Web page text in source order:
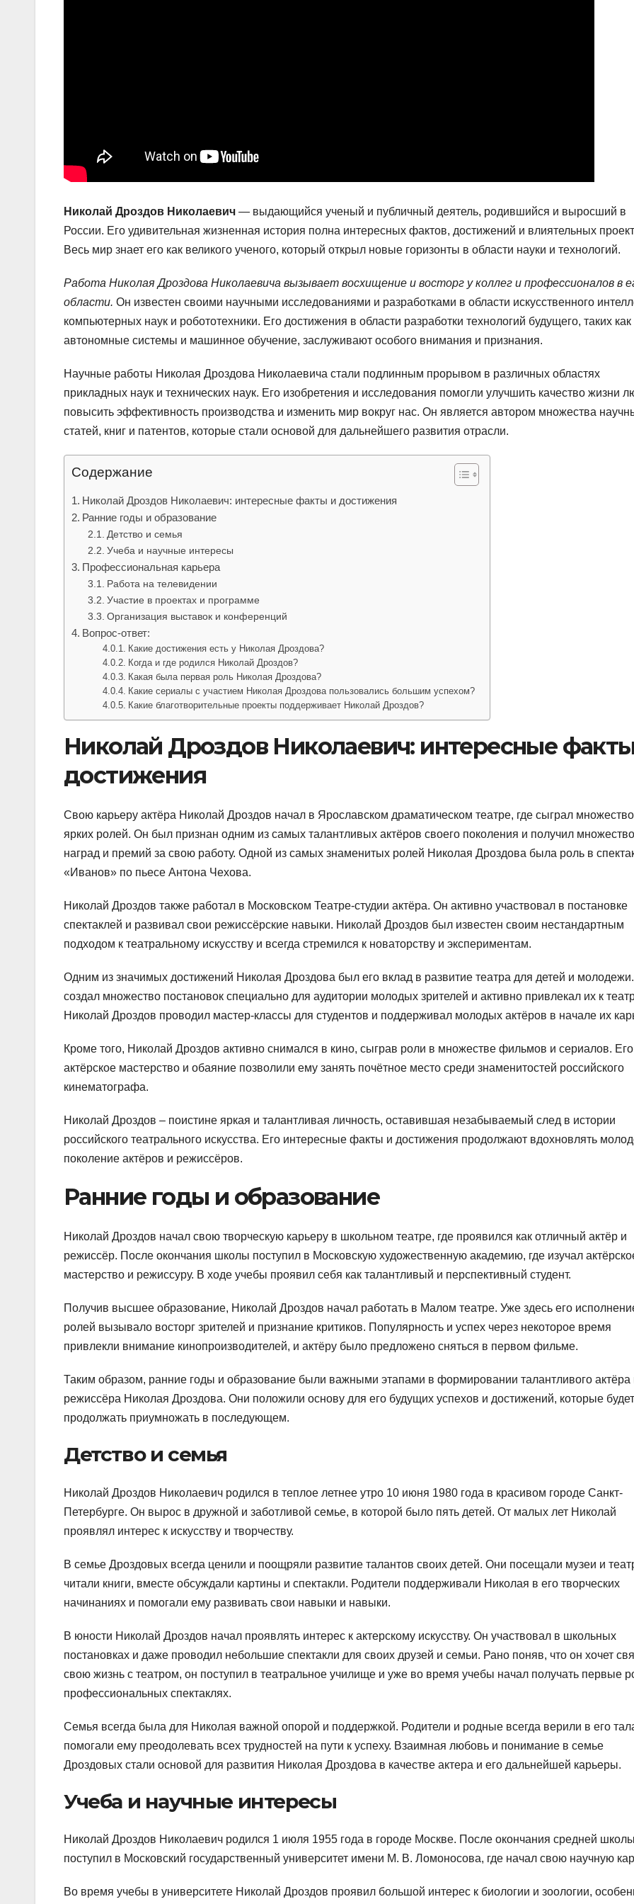
Николай Дроздов Николаевич — выдающийся ученый и публичный деятель, родившийся и выросший в
России. Его удивительная жизненная история полна интересных фактов, достижений и влиятельных
Весь мир знает его как великого ученого, который открыл новые горизонты в области науки и технологий.
Работа Николая Дроздова Николаевича вызывает восхищение и восторг у коллег и профессионалов в
области. Он известен своими научными исследованиями и разработками в области искусственного
компьютерных наук и робототехники. Его достижения в области разработки технологий будущего, таких как
автономные системы и машинное обучение, заслуживают особого внимания и признания.
Научные работы Николая Дроздова Николаевича стали подлинным прорывом в различных областях
прикладных наук и технических наук. Его изобретения и исследования помогли улучшить качество жизни
повысить эффективность производства и изменить мир вокруг нас. Он является автором множества
статей, книг и патентов, которые стали основой для дальнейшего развития отрасли.
Содержание
Николай Дроздов Николаевич: интересные факты и достижения
Ранние годы и образование
Детство и семья
Учеба и научные интересы
Профессиональная карьера
Работа на телевидении
Участие в проектах и программе
Организация выставок и конференций
Вопрос-ответ:
Какие достижения есть у Николая Дроздова?
Когда и где родился Николай Дроздов?
Какая была первая роль Николая Дроздова?
Какие сериалы с участием Николая Дроздова пользовались большим успехом?
Какие благотворительные проекты поддерживает Николай Дроздов?
Николай Дроздов Николаевич: интересные
достижения
Свою карьеру актёра Николай Дроздов начал в Ярославском драматическом театре, где сыграл множество
ярких ролей. Он был признан одним из самых талантливых актёров своего поколения и получил множество
наград и премий за свою работу. Одной из самых знаменитых ролей Николая Дроздова была роль в
«Иванов» по пьесе Антона Чехова.
Николай Дроздов также работал в Московском Театре-студии актёра. Он активно участвовал в постановке
спектаклей и развивал свои режиссёрские навыки. Николай Дроздов был известен своим нестандартным
подходом к театральному искусству и всегда стремился к новаторству и экспериментам.
Одним из значимых достижений Николая Дроздова был его вклад в развитие театра для детей и
создал множество постановок специально для аудитории молодых зрителей и активно привлекал их к
Николай Дроздов проводил мастер-классы для студентов и поддерживал молодых актёров в начале их
Кроме того, Николай Дроздов активно снимался в кино, сыграв роли в множестве фильмов и сериалов. Его
актёрское мастерство и обаяние позволили ему занять почётное место среди знаменитостей российского
кинематографа.
Николай Дроздов – поистине яркая и талантливая личность, оставившая незабываемый след в истории
российского театрального искусства. Его интересные факты и достижения продолжают вдохновлять
поколение актёров и режиссёров.
Ранние годы и образование
Николай Дроздов начал свою творческую карьеру в школьном театре, где проявился как отличный актёр и
режиссёр. После окончания школы поступил в Московскую художественную академию, где изучал
мастерство и режиссуру. В ходе учебы проявил себя как талантливый и перспективный студент.
Получив высшее образование, Николай Дроздов начал работать в Малом театре. Уже здесь его
ролей вызывало восторг зрителей и признание критиков. Популярность и успех через некоторое время
привлекли внимание кинопроизводителей, и актёру было предложено сняться в первом фильме.
Таким образом, ранние годы и образование были важными этапами в формировании талантливого актёра
режиссёра Николая Дроздова. Они положили основу для его будущих успехов и достижений, которые будет
продолжать приумножать в последующем.
Детство и семья
Николай Дроздов Николаевич родился в теплое летнее утро 10 июня 1980 года в красивом городе Санкт-
Петербурге. Он вырос в дружной и заботливой семье, в которой было пять детей. От малых лет Николай
проявлял интерес к искусству и творчеству.
В семье Дроздовых всегда ценили и поощряли развитие талантов своих детей. Они посещали музеи и
читали книги, вместе обсуждали картины и спектакли. Родители поддерживали Николая в его творческих
начинаниях и помогали ему развивать свои навыки и навыки.
В юности Николай Дроздов начал проявлять интерес к актерскому искусству. Он участвовал в школьных
постановках и даже проводил небольшие спектакли для своих друзей и семьи. Рано поняв, что он хочет
свою жизнь с театром, он поступил в театральное училище и уже во время учебы начал получать первые
профессиональных спектаклях.
Семья всегда была для Николая важной опорой и поддержкой. Родители и родные всегда верили в его
помогали ему преодолевать всех трудностей на пути к успеху. Взаимная любовь и понимание в семье
Дроздовых стали основой для развития Николая Дроздова в качестве актера и его дальнейшей карьеры.
Учеба и научные интересы
Николай Дроздов Николаевич родился 1 июля 1955 года в городе Москве. После окончания средней школы
поступил в Московский государственный университет имени М. В. Ломоносова, где начал свою научную
Во время учебы в университете Николай Дроздов проявил большой интерес к биологии и зоологии,